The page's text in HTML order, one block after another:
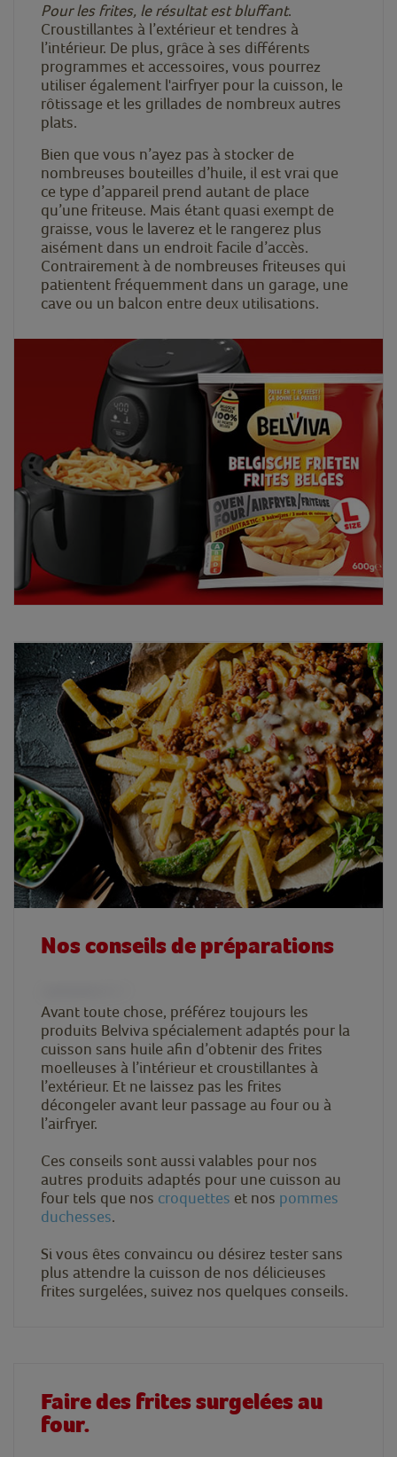
Pour les frites, le résultat est bluffant.
Croustillantes à l’extérieur et tendres à
l’intérieur. De plus, grâce à ses différents
programmes et accessoires, vous pourrez
utiliser également l'airfryer pour la cuisson, le
rôtissage et les grillades de nombreux autres
plats.
Bien que vous n’ayez pas à stocker de
nombreuses bouteilles d’huile, il est vrai que
ce type d’appareil prend autant de place
qu’une friteuse. Mais étant quasi exempt de
graisse, vous le laverez et le rangerez plus
aisément dans un endroit facile d’accès.
Contrairement à de nombreuses friteuses qui
patientent fréquemment dans un garage, une
cave ou un balcon entre deux utilisations.
Nos conseils de préparations
Avant toute chose, préférez toujours les
produits Belviva spécialement adaptés pour la
cuisson sans huile afin d’obtenir des frites
moelleuses à l’intérieur et croustillantes à
l’extérieur. Et ne laissez pas les frites
décongeler avant leur passage au four ou à
l’airfryer.
Ces conseils sont aussi valables pour nos
autres produits adaptés pour une cuisson au
four tels que nos croquettes et nos pommes
duchesses.
Si vous êtes convaincu ou désirez tester sans
plus attendre la cuisson de nos délicieuses
frites surgelées, suivez nos quelques conseils.
Faire des frites surgelées au
four.